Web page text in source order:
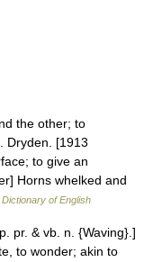
the other; to
Dryden. [1913
to give an
Horns whelked and
of English
pr. & vb. n. {Waving}.]
to wonder; akin to